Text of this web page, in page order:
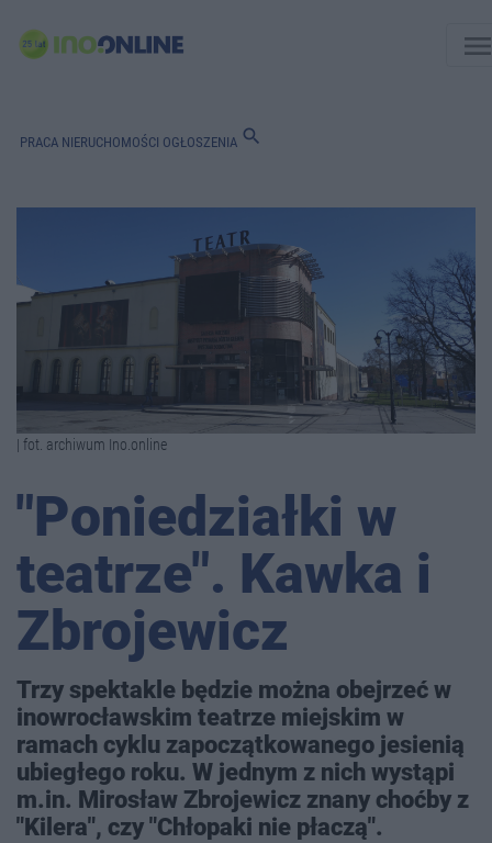
PRACA NIERUCHOMOŚCI OGŁOSZENIA search
| fot. archiwum Ino.online
"Poniedziałki w
teatrze". Kawka i
Zbrojewicz
Trzy spektakle będzie można obejrzeć w
inowrocławskim teatrze miejskim w
ramach cyklu zapoczątkowanego jesienią
ubiegłego roku. W jednym z nich wystąpi
m.in. Mirosław Zbrojewicz znany choćby z
"Kilera", czy "Chłopaki nie płaczą".